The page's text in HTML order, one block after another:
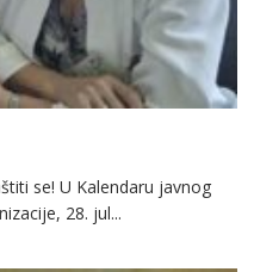
se! U Kalendaru javnog
28. jul...